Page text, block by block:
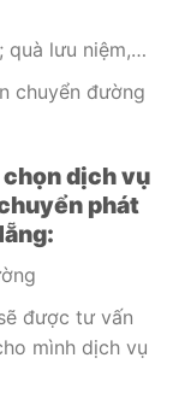
quà lưu niệm,…
chuyển đường
dịch vụ
phát
được tư vấn
mình dịch vụ